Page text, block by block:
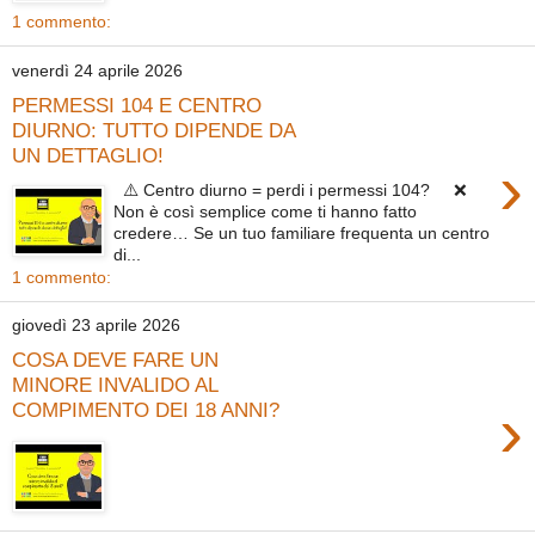
1 commento:
venerdì 24 aprile 2026
PERMESSI 104 E CENTRO
DIURNO: TUTTO DIPENDE DA
UN DETTAGLIO!
›
⚠️ Centro diurno = perdi i permessi 104? ❌
Non è così semplice come ti hanno fatto
credere… Se un tuo familiare frequenta un centro
di...
1 commento:
giovedì 23 aprile 2026
COSA DEVE FARE UN
MINORE INVALIDO AL
COMPIMENTO DEI 18 ANNI?
›